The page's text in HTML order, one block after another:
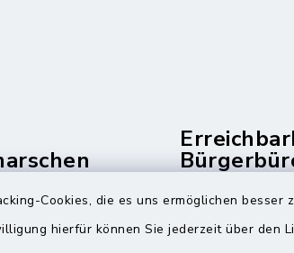
Cookies, die es uns ermöglichen
hierfür können Sie jederzeit über den
und
Montag und